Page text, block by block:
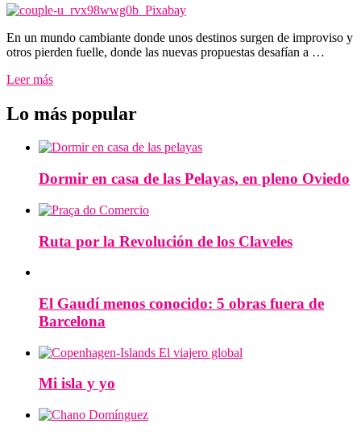
En un mundo cambiante donde unos destinos surgen de improviso y
otros pierden fuelle, donde las nuevas propuestas desafían a …
Leer más
Lo más popular
Dormir en casa de las Pelayas, en pleno Oviedo
Ruta por la Revolución de los Claveles
El Gaudí menos conocido: 5 obras fuera de
Barcelona
Mi isla y yo